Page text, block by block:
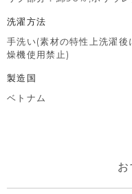
洗濯方法
手洗い(素材の特性上洗濯
燥機使用禁止)
製造国
ベトナム